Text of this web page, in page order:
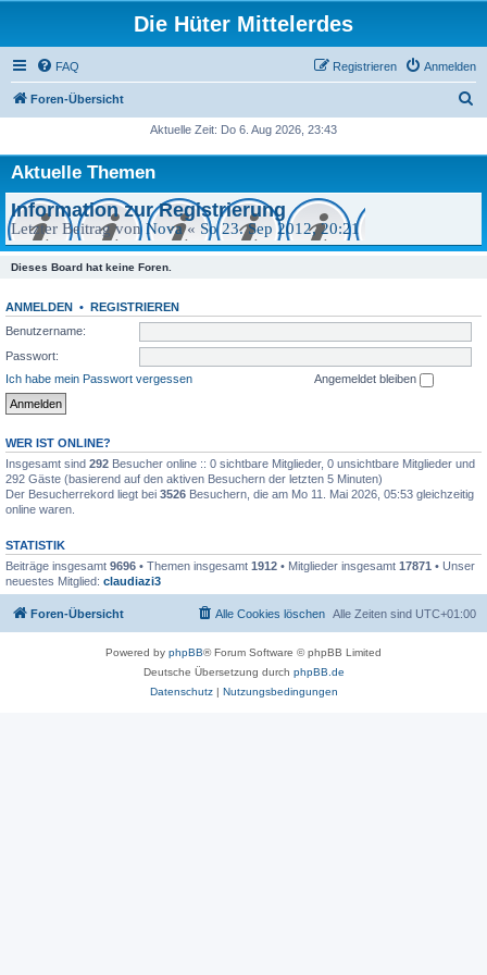
Die Hüter Mittelerdes
FAQ Anmelden
Registrieren
Foren-Übersicht
Aktuelle Zeit: Do 6. Aug 2026, 23:43
Aktuelle Themen
Information zur Registrierung
Letzter Beitrag von Nova« So 23. Sep 2012, 20:21
Dieses Board hat keine Foren.
ANMELDEN • REGISTRIEREN
Benutzername:
Passwort:
Ich habe mein Passwort vergessen
Angemeldet bleiben
WER IST ONLINE?
Insgesamt sind 292 Besucher online :: 0 sichtbare Mitglieder, 0 unsichtbare Mitglieder und
292 Gäste (basierend auf den aktiven Besuchern der letzten 5 Minuten)
Der Besucherrekord liegt bei 3526 Besuchern, die am Mo 11. Mai 2026, 05:53 gleichzeitig
online waren.
STATISTIK
Beiträge insgesamt 9696 • Themen insgesamt 1912 • Mitglieder insgesamt 17871 • Unser
neuestes Mitglied: claudiazi3
Foren-Übersicht Alle Zeiten sind UTC+01:00
Alle Cookies löschen
Powered by phpBB® Forum Software © phpBB Limited
Deutsche Übersetzung durch phpBB.de
Datenschutz| Nutzungsbedingungen